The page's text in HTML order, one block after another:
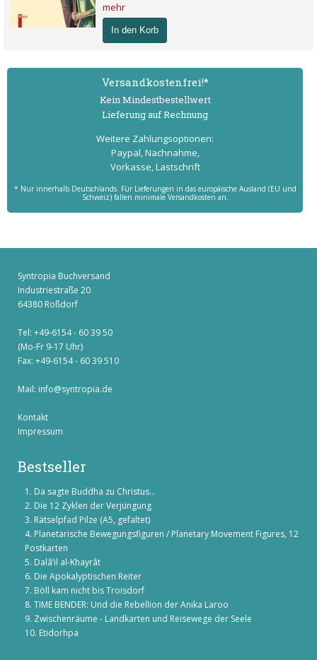
mehr
In den Korb
Versand­kostenfrei!*
Kein Mindest­bestell­wert
Lieferung auf Rechnung
Weitere Zahlungs­optionen:
Paypal, Nachnahme,
Vorkasse, Lastschrift
* Nur innerhalb Deutschlands. Für Lieferungen in das europäische Ausland (EU und
Schweiz) fallen minimale Versandkosten an.
Syntropia Buchversand
Industriestraße 20
64380 Roßdorf
Tel: +49-6154 - 60 39 50
(Mo-Fr 9-17 Uhr)
Fax: +49-6154 - 60 39 510
Mail: info@syntropia.de
Kontakt
Impressum
Bestseller
Da sagte Buddha zu Christus...
Die 12 Zyklen der Verjüngung
Rätselpfad Pilze (A5, gefaltet)
Planetarische Bewegungsfiguren / Planetary Movement Figures, 12
Postkarten
Dalâ’il al-Khayrât
Die Apokalyptischen Reiter
Böll kam nicht bis Troisdorf
TIME BENDER: Und die Rebellion der Anika Laroo
Zwischenräume - Landkarten und Reisewege der Seele
Etidorhpa